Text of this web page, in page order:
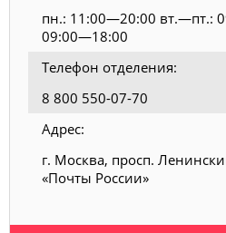
пн.: 11:00—20:00 вт.—пт.:
09:00—18:00
Телефон отделения:
8 800 550-07-70
Адрес:
г. Москва, просп.
«Почты России»